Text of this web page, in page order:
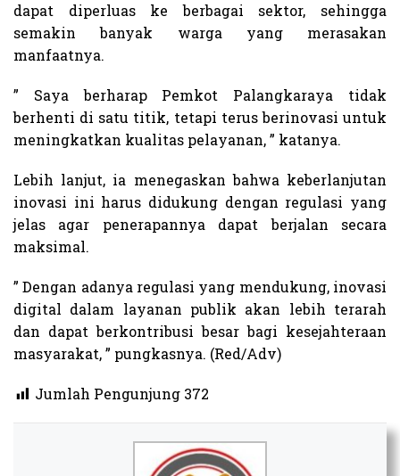
dapat diperluas ke berbagai sektor, sehingga
semakin banyak warga yang merasakan
manfaatnya.
” Saya berharap Pemkot Palangkaraya tidak
berhenti di satu titik, tetapi terus berinovasi untuk
meningkatkan kualitas pelayanan, ” katanya.
Lebih lanjut, ia menegaskan bahwa keberlanjutan
inovasi ini harus didukung dengan regulasi yang
jelas agar penerapannya dapat berjalan secara
maksimal.
” Dengan adanya regulasi yang mendukung, inovasi
digital dalam layanan publik akan lebih terarah
dan dapat berkontribusi besar bagi kesejahteraan
masyarakat, ” pungkasnya. (Red/Adv)
Jumlah Pengunjung 372